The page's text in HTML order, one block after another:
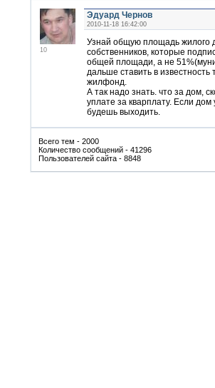
10
Эдуард Чернов
2010-11-18 16:42:00
Узнай общую площадь жилого
собственников, которые
общей площади, а не
дальше ставить в известность
жилфонд.
А так надо знать. что за дом,
уплате за кварплату. Если
будешь выходить.
Всего тем - 2000
Количество сообщений - 41296
Пользователей сайта - 8848